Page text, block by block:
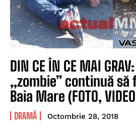
DIN CE ÎN CE MAI
„zombie” continuă să
Baia Mare (FOTO,
DRAMĂ Octombrie 28, 2018